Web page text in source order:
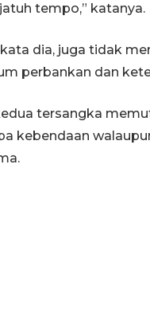
tempo,” katanya.
kata dia, juga tidak
perbankan dan
tersangka
kebendaan